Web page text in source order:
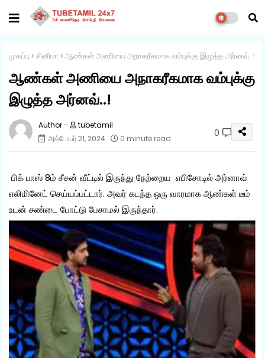
முகப்பு சினிமா ஆண்கள் அணியை அநாகரீகமாக வம்புக்கு இழுத்த அர்னவ்..!
ஆண்கள் அணியை அநாகரீகமாக வம்புக்கு
இழுத்த அர்னவ்..!
tubetamil
அக்டோபர் 21, 2024
0 minute read 0
பிக் பாஸ் 8ம் சீசன் வீட்டில் இருந்து நேற்றைய எபிசோடில் அர்னாவ்
எலிமினேட் செய்யப்பட்டார். அவர் கடந்த ஒரு வாரமாக ஆண்கள் டீம்
உடன் சண்டை போட்டு பேசாமல் இருந்தார்.